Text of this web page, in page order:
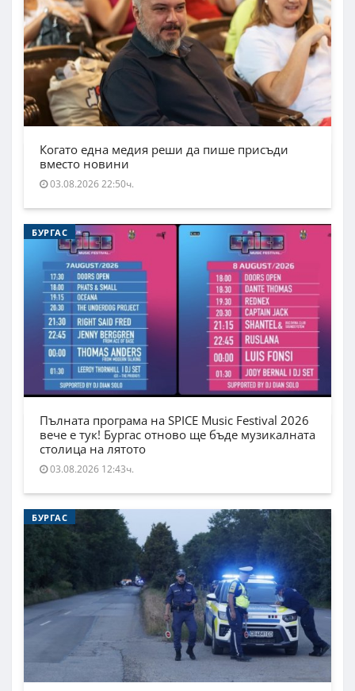
Когато една медия реши да пише присъди
вместо новини
03.08.2026 22:50ч.
БУРГАС
Пълната програма на SPICE Music Festival 2026
вече е тук! Бургас отново ще бъде музикалната
столица на лятото
03.08.2026 12:43ч.
БУРГАС